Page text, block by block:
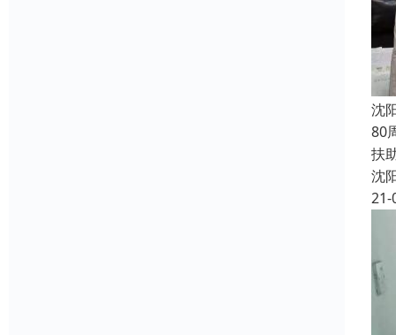
沈
80
扶
沈
21-